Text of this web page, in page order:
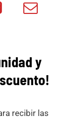
Minicar
y
recibir las